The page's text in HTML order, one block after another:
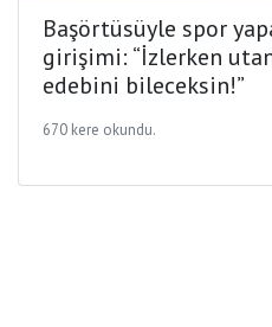
Başörtüsüyle spor
girişimi: “İzlerken
edebini bileceksin!”
670 kere okundu.